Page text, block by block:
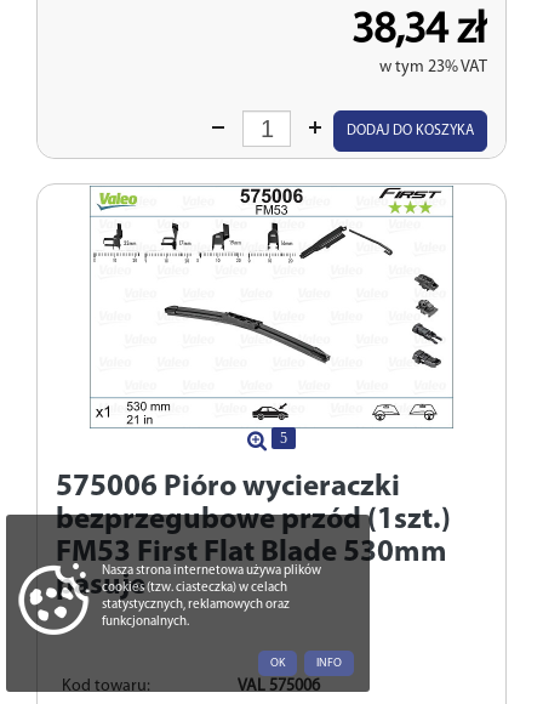
38,34 zł
w tym 23% VAT
Wprowadź
DODAJ DO KOSZYKA
5
575006 Pióro wycieraczki
bezprzegubowe przód (1szt.)
FM53 First Flat Blade 530mm
pasuje
Kod towaru: VAL 575006
Nasza strona internetowa używa plików
cookies (tzw. ciasteczka) w celach
statystycznych, reklamowych oraz
funkcjonalnych.
INFO
OK